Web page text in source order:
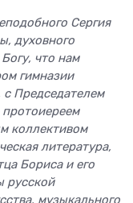
Сергия
духовного
что нам
гимназии
Председателем
протоиереем
коллективом
литература,
Бориса и его
русской
музыкального